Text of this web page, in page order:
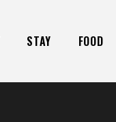
STAY FOOD